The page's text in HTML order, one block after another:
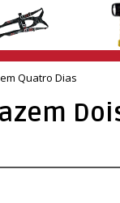
Quatro Dias